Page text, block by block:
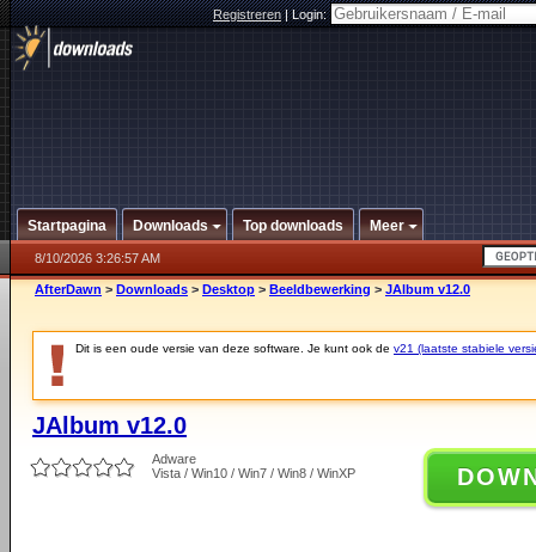
Registreren|Login:
Startpagina Downloads Top downloads Meer
8/10/2026 3:26:57 AM
AfterDawn > Downloads > Desktop > Beeldbewerking > JAlbum v12.0
Dit is een oude versie van deze software. Je kunt ook de v21 (laatste stabiele
JAlbum v12.0
Adware
Vista / Win10 / Win7 / Win8 / WinXP